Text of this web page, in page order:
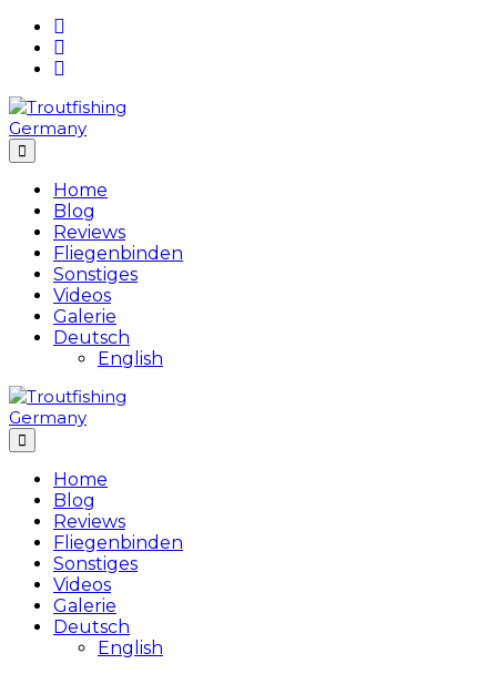
Skip
content
Home
Blog
Reviews
Fliegenbinden
Sonstiges
Videos
Galerie
Deutsch
English
Home
Blog
Reviews
Fliegenbinden
Sonstiges
Videos
Galerie
Deutsch
English